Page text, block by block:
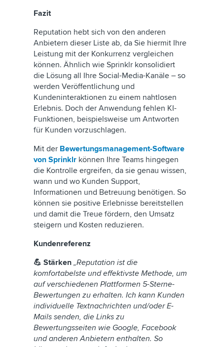
Fazit
Reputation hebt sich von den anderen
Anbietern dieser Liste ab, da Sie hiermit Ihre
Leistung mit der Konkurrenz vergleichen
können. Ähnlich wie Sprinklr konsolidiert
die Lösung all Ihre Social-Media-Kanäle – so
werden Veröffentlichung und
Kundeninteraktionen zu einem nahtlosen
Erlebnis. Doch der Anwendung fehlen KI-
Funktionen, beispielsweise um Antworten
für Kunden vorzuschlagen.
Mit der Bewertungsmanagement-Software
von Sprinklr können Ihre Teams hingegen
die Kontrolle ergreifen, da sie genau wissen,
wann und wo Kunden Support,
Informationen und Betreuung benötigen. So
können sie positive Erlebnisse bereitstellen
und damit die Treue fördern, den Umsatz
steigern und Kosten reduzieren.
Kundenreferenz
💪 Stärken „Reputation ist die
komfortabelste und effektivste Methode, um
auf verschiedenen Plattformen 5-Sterne-
Bewertungen zu erhalten. Ich kann Kunden
individuelle Textnachrichten und/oder E-
Mails senden, die Links zu
Bewertungsseiten wie Google, Facebook
und anderen Anbietern enthalten. So